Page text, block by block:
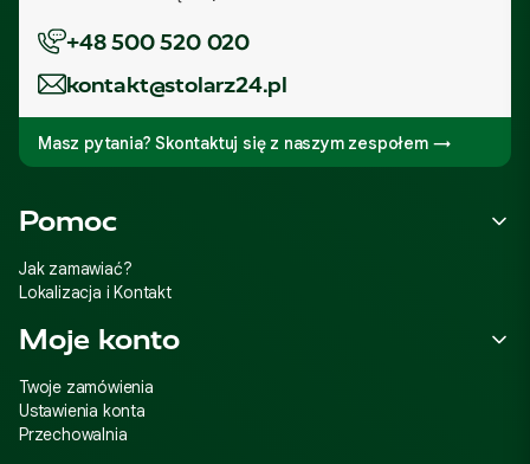
+48 500 520 020
kontakt@stolarz24.pl
Masz pytania? Skontaktuj się z naszym zespołem →
Linki w stopce
Pomoc
Jak zamawiać?
Lokalizacja i Kontakt
Moje konto
Twoje zamówienia
Ustawienia konta
Przechowalnia